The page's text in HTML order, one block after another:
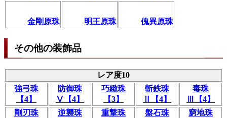
金剛原珠 明王原珠 傀異原珠
その他の装飾品
レア度10
強弓珠
【4】
防御珠
Ⅴ【4】
巧緻珠
【3】
斬鉄珠
Ⅱ【4】
毒珠
Ⅲ【4】
剛刃珠
逆襲珠
重撃珠
盤石珠
窮地珠